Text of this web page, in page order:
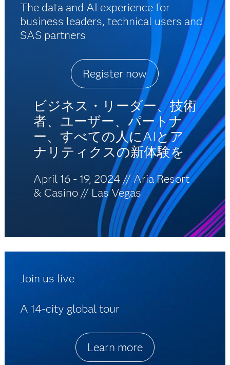
The data and AI experience for
business leaders, technical users and
SAS partners
Register now
ビジネス・リーダー、技術
者、ユーザー、パートナ
ー、すべての人にAIとア
ナリティクスの新体験を
April 16 - 19, 2024 // Aria Resort
& Casino // Las Vegas
Join us live
A 14-city global tour
Learn more